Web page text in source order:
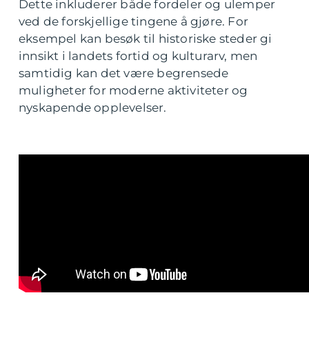
Dette inkluderer både fordeler og ulemper
ved de forskjellige tingene å gjøre. For
eksempel kan besøk til historiske steder gi
innsikt i landets fortid og kulturarv, men
samtidig kan det være begrensede
muligheter for moderne aktiviteter og
nyskapende opplevelser.